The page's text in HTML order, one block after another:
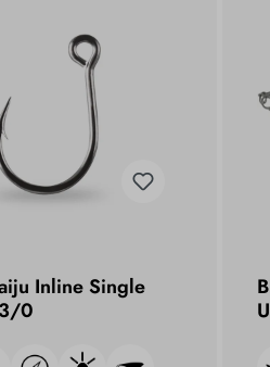
Inline Single
0